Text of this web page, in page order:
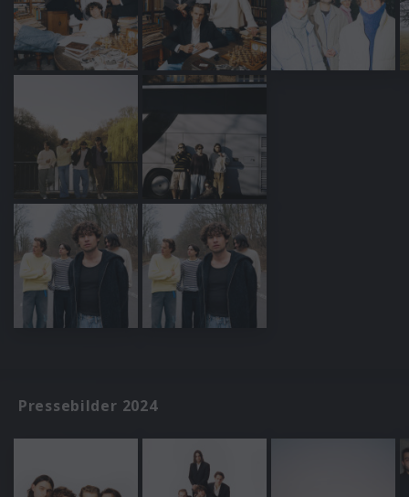
Pressebilder 2024